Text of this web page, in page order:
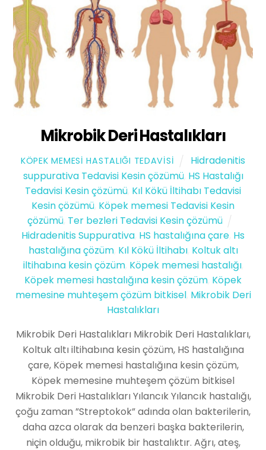
Mikrobik Deri Hastalıkları
KÖPEK MEMESI HASTALIĞI TEDAVISI
Hidradenitis
suppurativa Tedavisi Kesin çözümü, HS Hastalığı
Tedavisi Kesin çözümü Kıl Kökü İltihabı Tedavisi
Kesin çözümü Köpek memesi Tedavisi Kesin
çözümü, Ter bezleri Tedavisi Kesin çözümü
Hidradenitis Suppurativa HS hastalığına çare Hs
hastalığına çözüm, Kıl Kökü İltihabı, Koltuk altı
iltihabına kesin çözüm, Köpek memesi hastalığı,
Köpek memesi hastalığına kesin çözüm Köpek
memesine muhteşem çözüm bitkisel, Mikrobik Deri
Hastalıkları
Mikrobik Deri Hastalıkları Mikrobik Deri Hastalıkları,
Koltuk altı iltihabına kesin çözüm, HS hastalığına
çare, Köpek memesi hastalığına kesin çözüm,
Köpek memesine muhteşem çözüm bitkisel
Mikrobik Deri Hastalıkları Yılancık Yılancık hastalığı,
çoğu zaman ”Streptokok” adında olan bakterilerin,
daha azca olarak da benzeri başka bakterilerin,
niçin olduğu, mikrobik bir hastalıktır. Ağrı, ateş,